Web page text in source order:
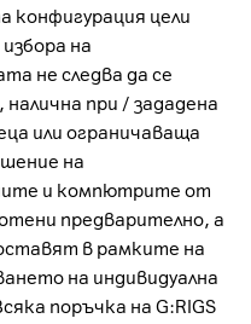
цели
на
не следва да се
при / зададена
или ограничаваща
на
и компютрите от
предварително, а
в рамките на
на индивидуална
поръчка на G:RIGS